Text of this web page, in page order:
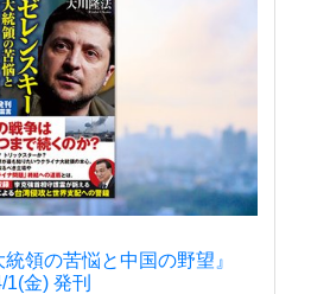
統領の苦悩と中国の野望』
1(金) 発刊